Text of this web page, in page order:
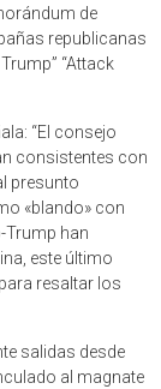
republicanas
“Attack
consistentes con
presunto
«blando» con
Trump han
este último
resaltar los
al magnate
ha devenido